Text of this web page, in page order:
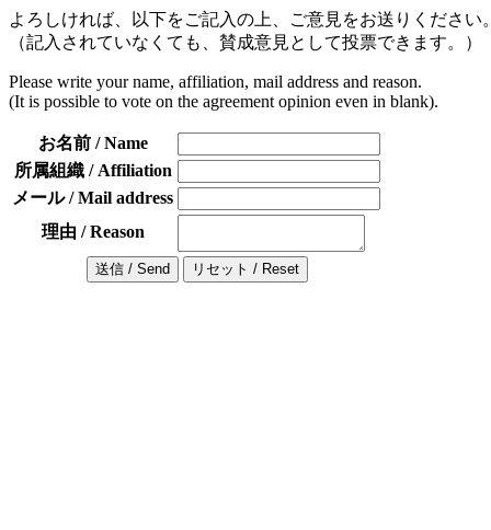
よろしければ、以下をご記入の上、ご意見をお送りください
（記入されていなくても、賛成意見として投票できます。）
Please write your name, affiliation, mail address and reason.
(It is possible to vote on the agreement opinion even in blank).
お名前 / Name
所属組織 / Affiliation
メール / Mail address
理由 / Reason